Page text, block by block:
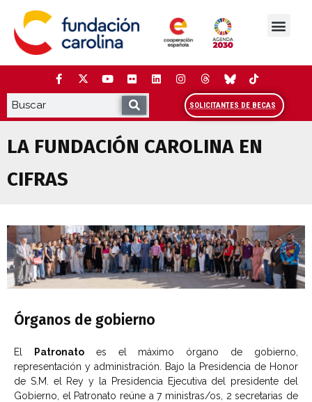
contenido
SOLICITANTES DE BECAS
LA FUNDACIÓN CAROLINA EN
CIFRAS
Órganos de gobierno
El Patronatoes el máximo órgano de gobierno,
representación y administración. Bajo la Presidencia de Honor
de S.M. el Rey y la Presidencia Ejecutiva del presidente del
Gobierno, el Patronato reúne a 7 ministras/os, 2 secretarias de